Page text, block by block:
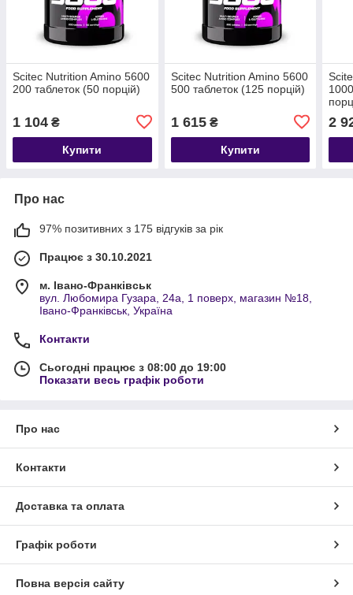
Scitec Nutrition Amino 5600
200 таблеток (50 порцій)
1 104 ₴
Купити
Scitec Nutrition Amino 5600
500 таблеток (125 порцій)
1 615₴
Купити
2
Про нас
97% позитивних з 175 відгуків за рік
Працює з 30.10.2021
м. Івано-Франківськ
вул. Любомира Гузара, 24а, 1 поверх, магазин №18,
Івано-Франківськ, Україна
Контакти
Сьогодні працює з 08:00 до 19:00
Показати весь графік роботи
Про нас
Контакти
Доставка та оплата
Графік роботи
Повна версія сайту